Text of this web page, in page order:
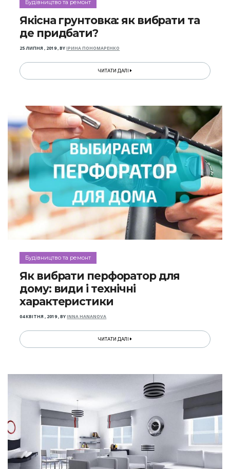
Будівництво та ремонт
Якісна грунтовка: як вибрати та
де придбати?
25 ЛИПНЯ , 2019,BYІРИНА ПОНОМАРЕНКО
ЧИТАТИ ДАЛІ
Будівництво та ремонт
Як вибрати перфоратор для
дому: види і технічні
характеристики
04 КВІТНЯ , 2019,BYINNA HANANOVA
ЧИТАТИ ДАЛІ